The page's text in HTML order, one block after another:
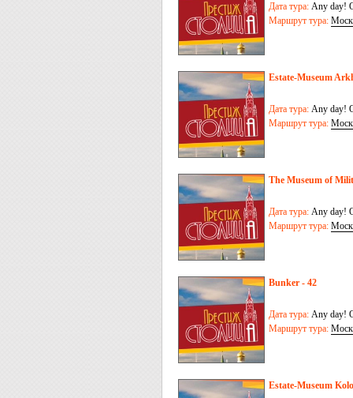
Дата тура: Any day!
Маршрут тура:
Estate-Museum
Дата тура: Any day!
Маршрут тура:
The Museum of
Дата тура: Any day!
Маршрут тура:
Bunker - 42
Дата тура: Any day!
Маршрут тура:
Estate-Museum